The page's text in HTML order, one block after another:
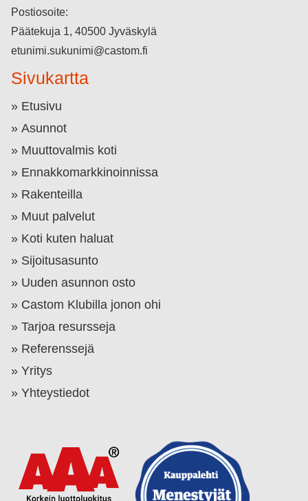
Postiosoite:
Päätekuja 1, 40500 Jyväskylä
etunimi.sukunimi@castom.fi
Sivukartta
Etusivu
Asunnot
Muuttovalmis koti
Ennakkomarkkinoinnissa
Rakenteilla
Muut palvelut
Koti kuten haluat
Sijoitusasunto
Uuden asunnon osto
Castom Klubilla jonon ohi
Tarjoa resursseja
Referenssejä
Yritys
Yhteystiedot